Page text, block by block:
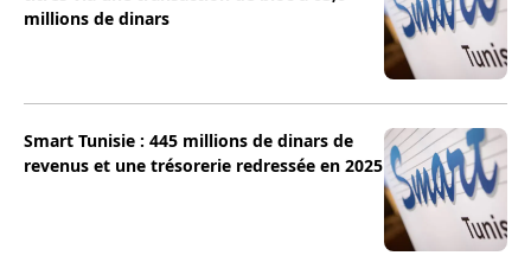
millions de dinars
Smart Tunisie : 445 millions de dinars de
revenus et une trésorerie redressée en 2025